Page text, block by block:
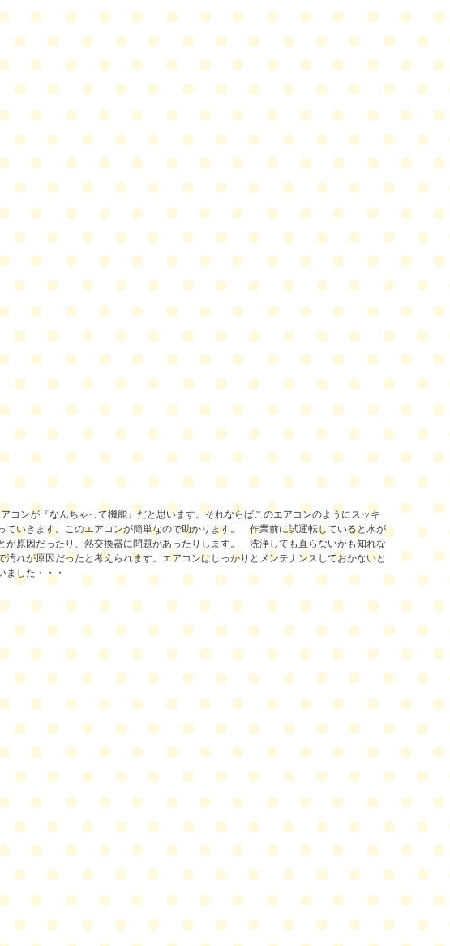
コンが『なんちゃって機能』だと思います。それならばこのエアコンのようにスッキ
いきます。 このエアコンが簡単なので助かります。作業前に試運転していると水が
原因だったり、熱交換器に問題があったりします。
洗浄しても直らないかも知れな
れが原因だったと考えられます。エアコンはしっかりとメンテナンスしておかないと
ました・・・